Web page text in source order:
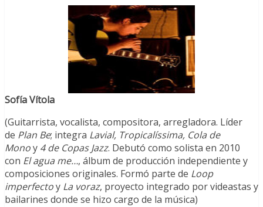
Sofía Vítola
(Guitarrista, vocalista, compositora, arregladora. Líder
de Plan Be; integra Lavial, Tropicalíssima, Cola de
Monoy 4 de Copas Jazz. Debutó como solista en 2010
con El agua me…, álbum de producción independiente y
composiciones originales. Formó parte de Loop
imperfectoy La voraz, proyecto integrado por videastas y
bailarines donde se hizo cargo de la música)